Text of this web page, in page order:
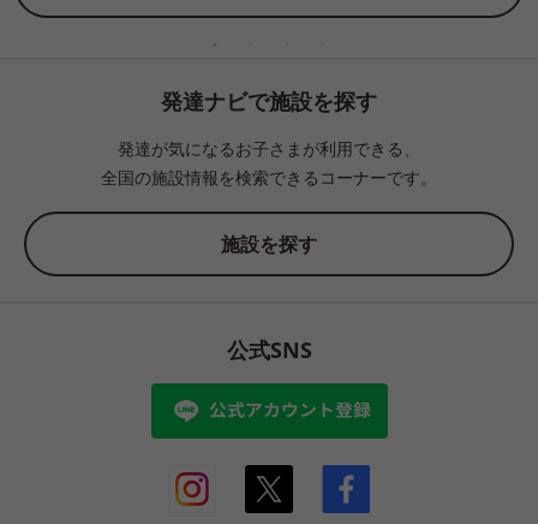
発達ナビで施設を探す
発達が気になるお子さまが利用できる、
全国の施設情報を検索できるコーナーです。
施設を探す
公式SNS